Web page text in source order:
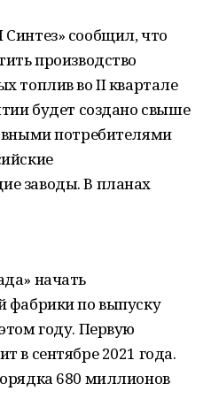
сообщил, что
производство
топлив во II квартале
будет создано свыше
потребителями
заводы. В планах
начать
фабрики по выпуску
году. Первую
в сентябре 2021 года.
680 миллионов